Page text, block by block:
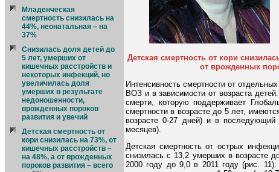
Младенческая
смертность снизилась на
44%, неонатальная – на
37%
Снизилась доля детей до
5 лет, умерших от
кишечных расстройств и
некоторых инфекций, но
увеличилась доля
умерших в результате
недоношенности,
врожденных пороков
развития и увечий
Детская смертность от
кори снизилась на 73%, от
кишечных расстройств –
на 48%, а от врожденных
пороков развития – всего
Детская смертность от кори
от врожденных
Интенсивность смертности от
ВОЗ и в зависимости от возраста
смерти, которую поддерживает
смертности в возрасте до 5 лет,
возрасте 0-27 дней) и в
месяцев).
Детская смертность от острых
снизилась с 13,2 умерших в возрасте
2000 году до 9,0 в 2011 году (рис.